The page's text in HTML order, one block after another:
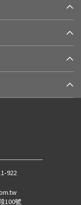
922
100號